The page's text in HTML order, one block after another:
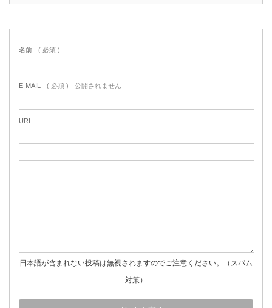
名前 ( 必須 )
E-MAIL ( 必須 ) - 公開されません -
URL
日本語が含まれない投稿は無視されますのでご注意ください。（スパム
対策）